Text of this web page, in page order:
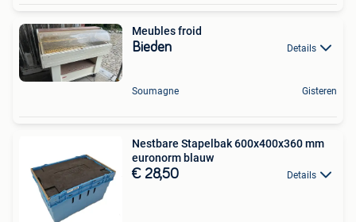
Meubles froid
Bieden Details
Soumagne Gisteren
Nestbare Stapelbak 600x400x360 mm
euronorm blauw
€ 28,50 Details